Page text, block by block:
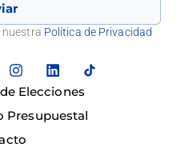
nuestra Política de Privacidad
Elecciones
Presupuestal